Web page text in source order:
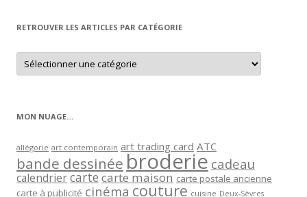
RETROUVER LES ARTICLES PAR CATÉGORIE
Retrouver
les
articles
MON NUAGE…
allégorie art contemporain art trading card ATC
bande dessinée broderie cadeau
calendriercartecarte maison carte postale ancienne
carte à publicité cinéma couture cuisine Deux-Sèvres